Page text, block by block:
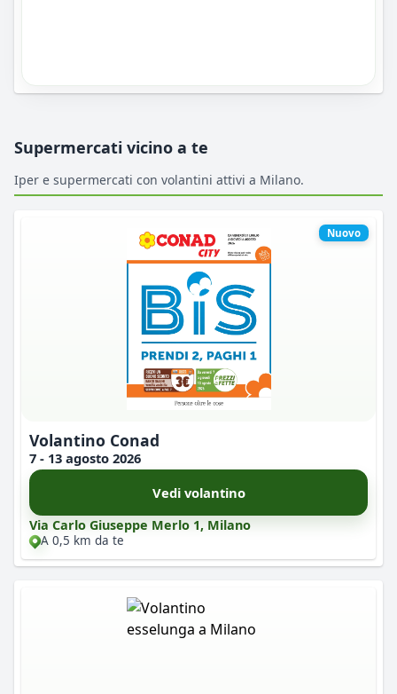
Supermercati vicino a te
Iper e supermercati con volantini attivi a Milano.
Nuovo
Volantino Conad
7 - 13 agosto 2026
Vedi volantino
Via Carlo Giuseppe Merlo 1, Milano
A 0,5 km da te